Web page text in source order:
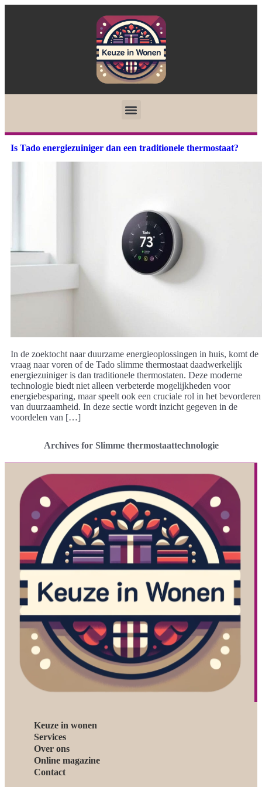
Is Tado energiezuiniger dan een traditionele thermostaat?
In de zoektocht naar duurzame energieoplossingen in huis, komt de
vraag naar voren of de Tado slimme thermostaat daadwerkelijk
energiezuiniger is dan traditionele thermostaten. Deze moderne
technologie biedt niet alleen verbeterde mogelijkheden voor
energiebesparing, maar speelt ook een cruciale rol in het bevorderen
van duurzaamheid. In deze sectie wordt inzicht gegeven in de
voordelen van […]
Archives for Slimme thermostaattechnologie
Keuze in wonen
Services
Over ons
Online magazine
Contact